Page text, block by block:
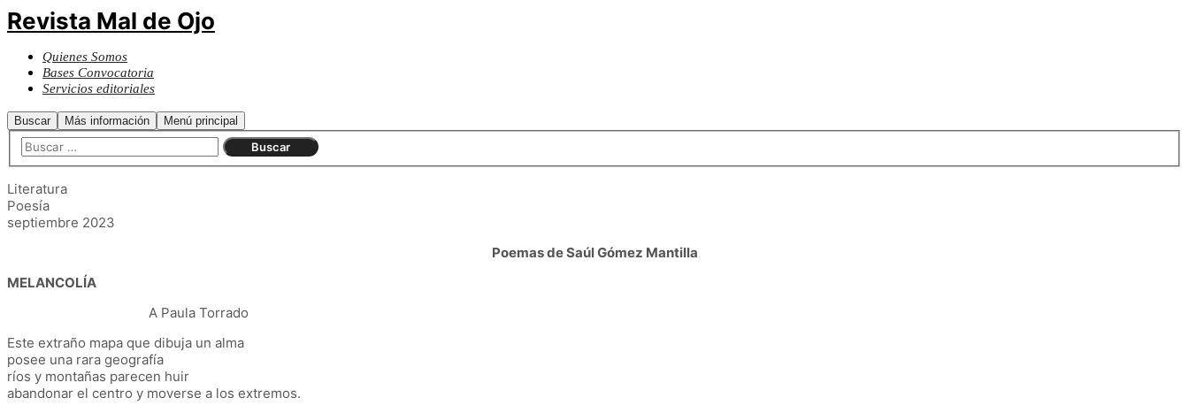
Revista Mal de Ojo
Quienes Somos
Bases Convocatoria
Servicios editoriales
Buscar Más información Menú principal
Literatura
Poesía
septiembre 2023
Poemas de Saúl Gómez Mantilla
MELANCOLÍA
A Paula Torrado
Este extraño mapa que dibuja un alma
posee una rara geografía
ríos y montañas parecen huir
abandonar el centro y moverse a los extremos.